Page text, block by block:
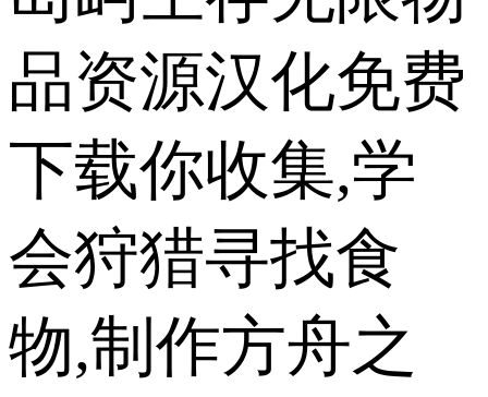
品资源汉化免费
下载你收集,学
会狩猎寻找食
物,制作方舟之